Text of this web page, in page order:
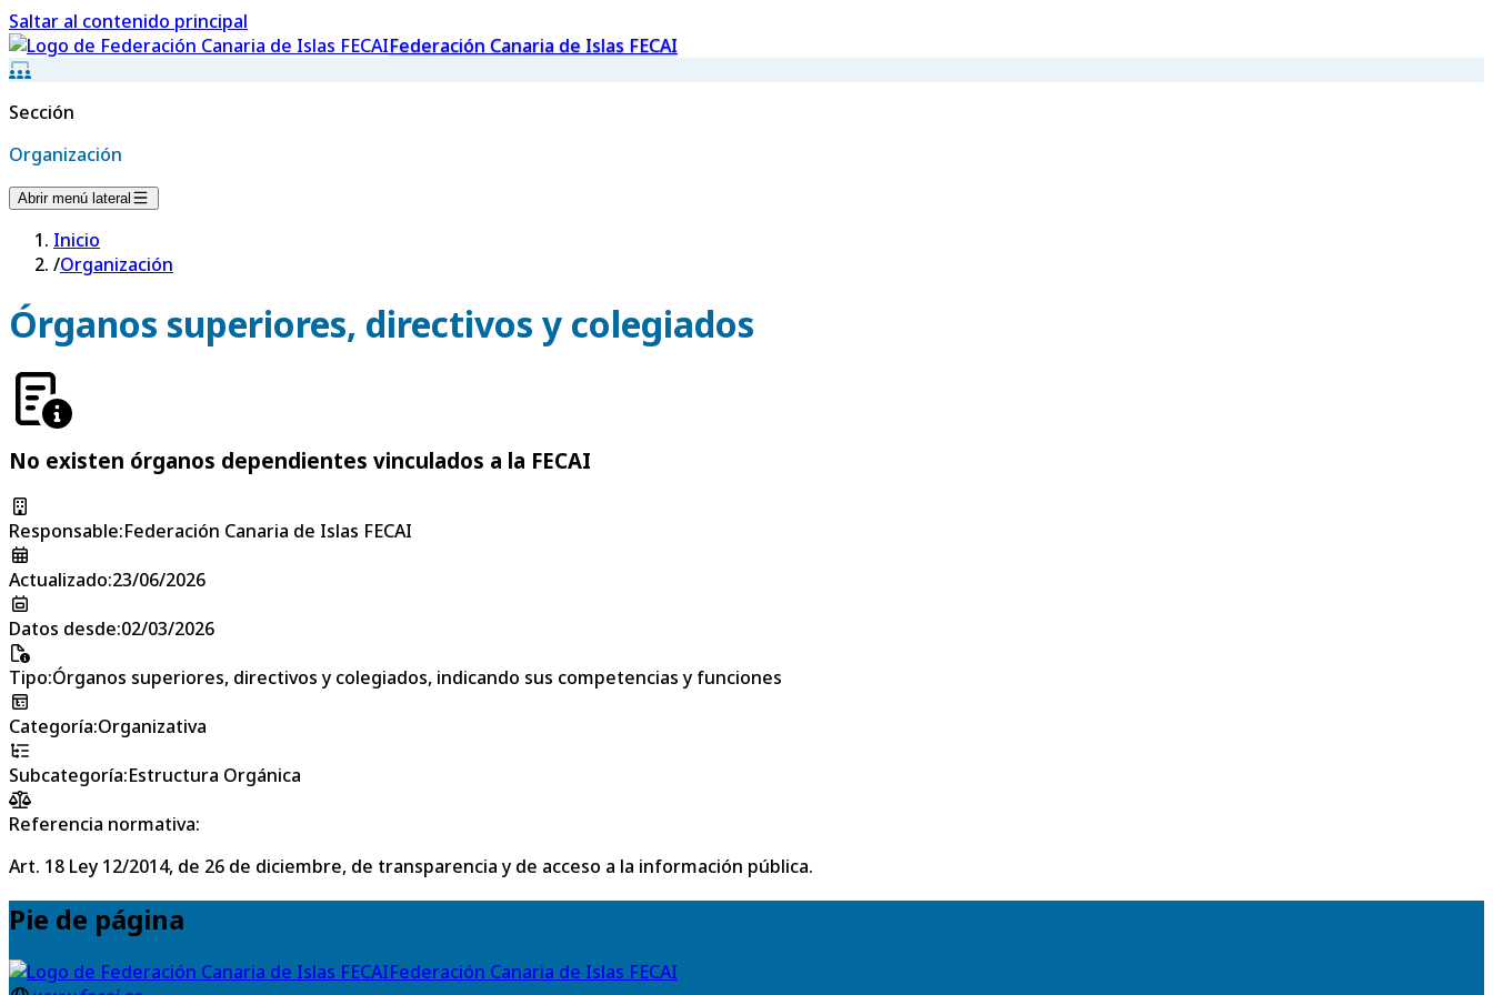
Saltar al contenido principal
Federación Canaria de Islas FECAI
Sección
Organización
Abrir menú lateral
Inicio
/Organización
Órganos superiores, directivos y colegiados
No existen órganos dependientes vinculados a la FECAI
Responsable:Federación Canaria de Islas FECAI
Actualizado:23/06/2026
Datos desde:02/03/2026
Tipo:Órganos superiores, directivos y colegiados, indicando sus competencias y funciones
Categoría:Organizativa
Subcategoría:Estructura Orgánica
Referencia normativa:
Art. 18 Ley 12/2014, de 26 de diciembre, de transparencia y de acceso a la información pública.
Pie de página
Federación Canaria de Islas FECAI